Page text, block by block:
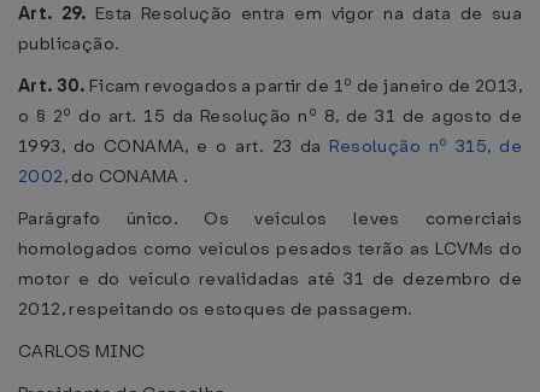
Art. 29. Esta Resolução entra em vigor na data de sua
publicação.
Art. 30. Ficam revogados a partir de 1º de janeiro de 2013,
o § 2º do art. 15 da Resolução nº 8, de 31 de agosto de
1993, do CONAMA, e o art. 23 da Resolução nº 315, de
2002, do CONAMA .
Parágrafo único. Os veículos leves comerciais
homologados como veículos pesados terão as LCVMs do
motor e do veículo revalidadas até 31 de dezembro de
2012, respeitando os estoques de passagem.
CARLOS MINC